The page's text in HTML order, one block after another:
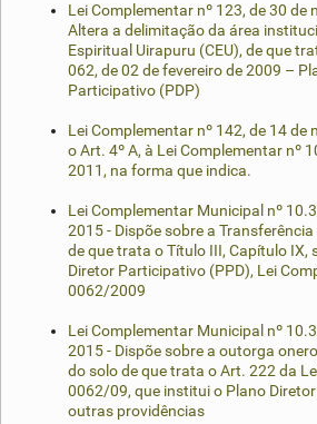
Lei Complementar nº 123, de 30 de
Altera a delimitação da área
Espiritual Uirapuru (CEU), de que
062, de 02 de fevereiro de 2009 –
Participativo (PDP)
Lei Complementar nº 142, de 14 de
o Art. 4º A, à Lei Complementar nº
2011, na forma que indica.
Lei Complementar Municipal nº
2015 - Dispõe sobre a
de que trata o Título III, Capítulo IX,
Diretor Participativo (PPD), Lei
0062/2009
Lei Complementar Municipal nº
2015 - Dispõe sobre a outorga
do solo de que trata o Art. 222 da
0062/09, que institui o Plano
outras providências